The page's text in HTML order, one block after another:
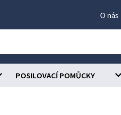
O nás
POSILOVACÍ POMŮCKY